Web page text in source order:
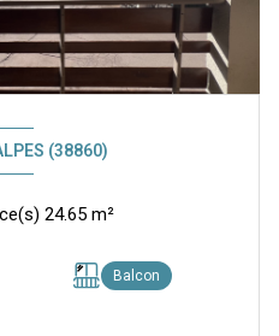
(38860)
Studio 1 pièce(s) 24.65 m²
Balcon